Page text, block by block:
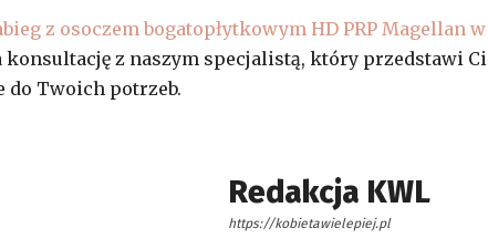
z osoczem bogatopłytkowym HD PRP Magellan w
konsultację z naszym specjalistą, który przedstawi Ci
do Twoich potrzeb.
Redakcja KWL
https://kobietawielepiej.pl